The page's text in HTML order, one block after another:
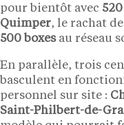
pour bientôt avec
Quimper, le rachat de
500 boxesau réseau
En parallèle, trois
basculent en
personnel sur site :
Saint-Philbert-de-